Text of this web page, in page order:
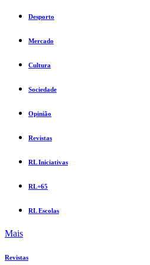
Desporto
Mercado
Cultura
Sociedade
Opinião
Revistas
RL Iniciativas
RL+65
RL Escolas
Mais
Revistas